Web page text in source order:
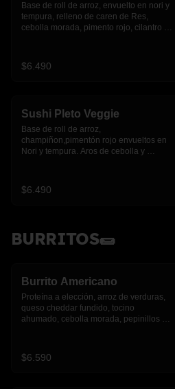
Base de roll de arroz, envuelto en nori y
tempura, relleno de caren de Res,
cebolla morada, pimento rojo, cilantro y
$6.490
Sushi Pleto Veggie
Base de roll de arroz,
champiñon,pimentón rojo envueltos en
Nori y tempura. Aros de cebolla y
$6.490
BURRITOS🌯
Burrito Americano
Proteína a elección, arroz de verduras,
queso cheddar fundido, tocino
ahumado, cebolla morada, pepinillos y
$6.590